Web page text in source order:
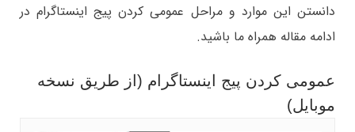
دانستن این موارد و مراحل عمومی کردن پیج اینستاگرام در
ادامه مقاله همراه ما باشید.
عمومی کردن پیج اینستاگرام (از طریق نسخه
موبایل)